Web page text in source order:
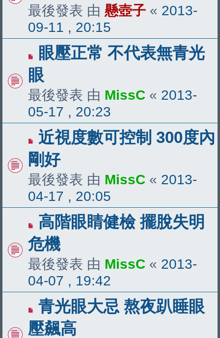
最後發表 由 懸壺子 « 2013-
09-11 , 20:15
眼壓正常 不代表無青光
眼
最後發表 由 MissC « 2013-
05-17 , 20:23
近視度數可控制 300度內
剛好
最後發表 由 MissC « 2013-
04-17 , 20:05
高階眼睛健檢 擺脫失明
危機
最後發表 由 MissC « 2013-
04-07 , 19:42
青光眼大忌 熬夜趴睡眼
壓飆高